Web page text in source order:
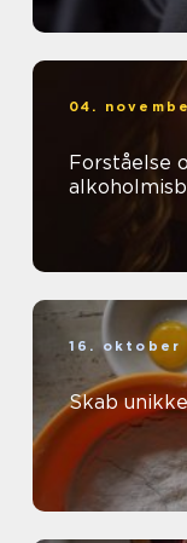
04.
Forståelse
16. oktober
Skab